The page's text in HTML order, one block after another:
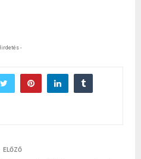
-
ELŐZŐ